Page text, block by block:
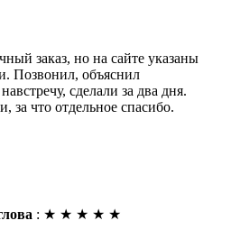
заказ, но на сайте указаны
Позвонил, объяснил
сделали за два дня.
за что отдельное спасибо.
: ★ ★ ★ ★ ★